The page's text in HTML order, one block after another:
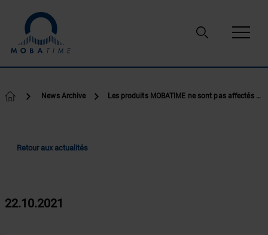
News Archive Les produits MOBATIME ne sont pas affectés par le bogue ‘gpsd’.
Retour aux actualités
22.10.2021